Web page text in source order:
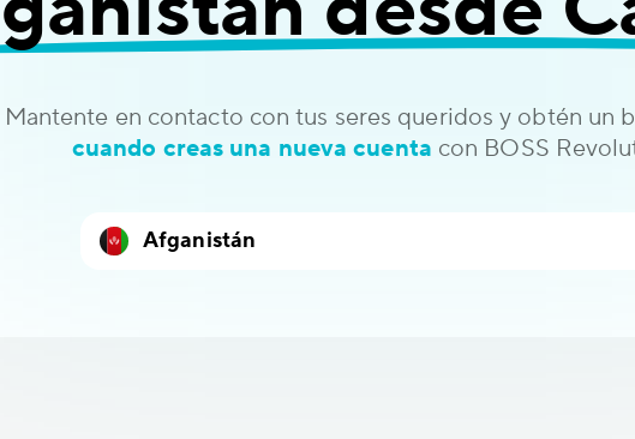
Mantente en contacto con tus seres queridos y obtén un
cuando creas una nueva cuenta con BOSS